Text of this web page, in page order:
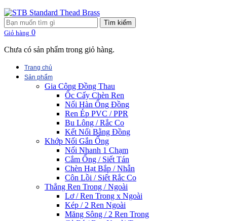
Tìm kiếm
Giỏ hàng 0
Chưa có sản phẩm trong giỏ hàng.
Trang chủ
Sản phẩm
Gia Công Đồng Thau
Ốc Cấy Chèn Ren
Nối Hàn Ống Đồng
Ren Ép PVC / PPR
Bu Lông / Rắc Co
Kết Nối Bằng Đồng
Khớp Nối Gắn Ống
Nối Nhanh 1 Chạm
Cắm Ống / Siết Tán
Chèn Hạt Bắp / Nhẫn
Côn Lồi / Siết Rắc Co
Thẳng Ren Trong / Ngoài
Lơ / Ren Trong x Ngoài
Kép / 2 Ren Ngoài
Măng Sông / 2 Ren Trong